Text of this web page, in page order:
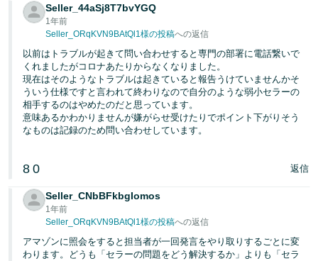
Seller_44aSj8T7bvYGQ
1年前
Seller_ORqKVN9BAtQl1様の投稿への返信
以前はトラブルが起きて問い合わせすると専門の部署に電話繋いで
くれましたがコロナあたりからなくなりました。
現在はそのようなトラブルは起きていると報告うけていませんかそ
ういう仕様ですと言われて終わりなので自分のような弱小セラーの
相手するのはやめたのだと思っています。
意味あるかわかりませんが嫌がらせ受けたりでポイント下がりそう
なものは記録のため問い合わせしています。
8 0 返信
Seller_CNbBFkbgIomos
1年前
Seller_ORqKVN9BAtQl1様の投稿への返信
アマゾンに照会をすると担当者が一回発言をやり取りするごとに変
わります。どうも「セラーの問題をどう解決するか」よりも「セラ